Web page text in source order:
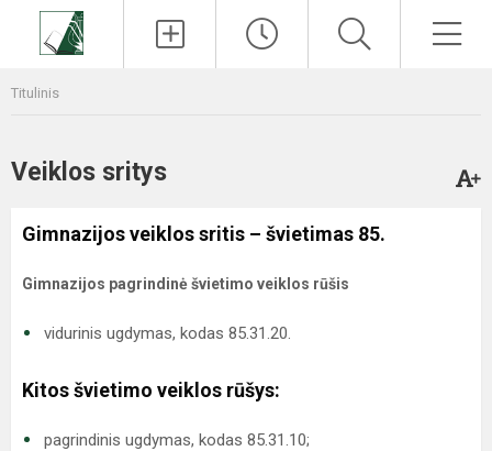
Titulinis
Veiklos sritys
Gimnazijos veiklos sritis – švietimas 85.
Gimnazijos pagrindinė švietimo veiklos rūšis
vidurinis ugdymas, kodas 85.31.20.
Kitos švietimo veiklos rūšys:
pagrindinis ugdymas, kodas 85.31.10;